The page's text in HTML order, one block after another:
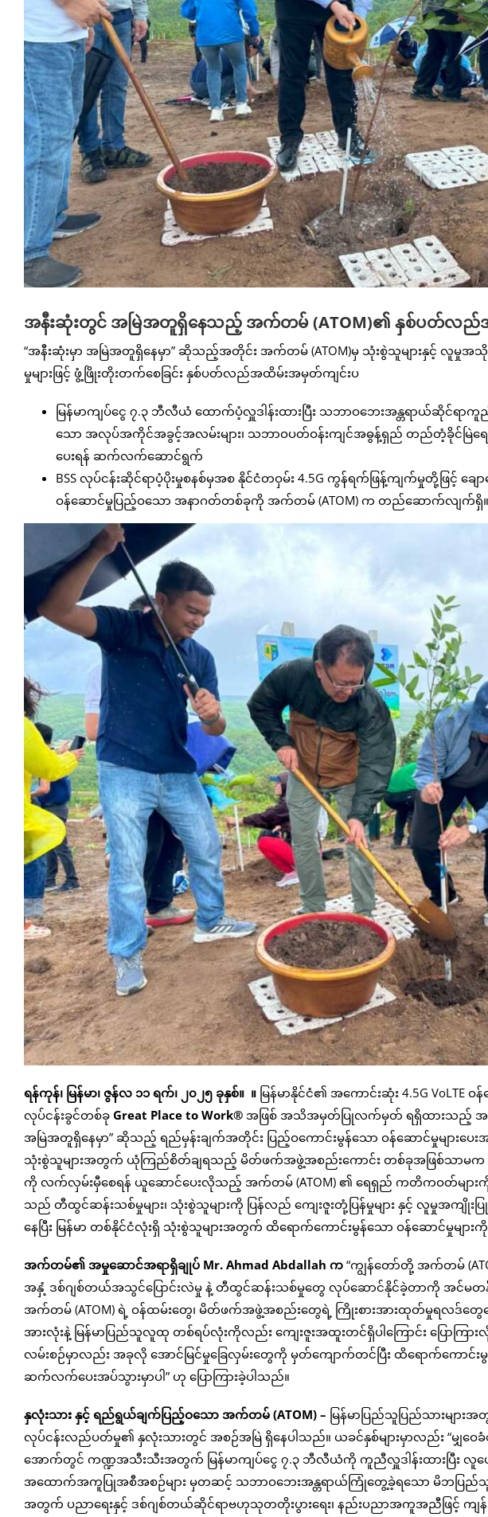
အနီးဆုံးတွင် အမြဲအတူရှိနေသည့် အက်တမ် (ATOM)၏ နှစ်ပတ်လ
“အနီးဆုံးမှာ အမြဲအတူရှိနေမှာ” ဆိုသည့်အတိုင်း အက်တမ် (ATOM)မှ သုံးစွဲသူများနှင့် လူမှု
မှုများဖြင့် ဖွံ့ဖြိုးတိုးတက်စေခြင်း နှစ်ပတ်လည်အထိမ်းအမှတ်ကျင်းပ
မြန်မာကျပ်ငွေ ၇.၃ ဘီလီယံ ထောက်ပံ့လှူဒါန်းထားပြီး သဘာဝဘေးအန္တရာယ်ဆိုင်ရာ
သော အလုပ်အကိုင်အခွင့်အလမ်းများ၊ သဘာဝပတ်ဝန်းကျင်အဓွန့်ရှည် တည်တံ့ခိုင်မြဲရေ
ပေးရန် ဆက်လက်ဆောင်ရွက်
BSS လုပ်ငန်းဆိုင်ရာပံ့ပိုးမှုစနစ်မှအစ နိုင်ငံတဝှမ်း 4.5G ကွန်ရက်ဖြန့်ကျက်မှုတို့ဖြင့် ချော
ဝန်ဆောင်မှုပြည့်ဝသော အနာဂတ်တစ်ခုကို အက်တမ် (ATOM) က တည်ဆောက်လျက်ရှိ။
ရန်ကုန်၊ မြန်မာ၊ ဇွန်လ ၁၁ ရက်၊ ၂၀၂၅ ခုနှစ်။ ။ မြန်မာနိုင်ငံ၏ အကောင်းဆုံး 4.5G
လုပ်ငန်းခွင်တစ်ခု Great Place to Work® အဖြစ် အသိအမှတ်ပြုလက်မှတ် ရရှိထားသည့် အက်တ
အမြဲအတူရှိနေမှာ” ဆိုသည့် ရည်မှန်းချက်အတိုင်း ပြည့်ဝကောင်းမွန်သော ဝန်ဆောင်မှုများပ
သုံးစွဲသူများအတွက် ယုံကြည်စိတ်ချရသည့် မိတ်ဖက်အဖွဲ့အစည်းကောင်း တစ်ခုအဖြစ်သာမက ခိုင်
ကို လက်လှမ်းမှီစေရန် ယူဆောင်ပေးလိုသည့် အက်တမ် (ATOM) ၏ ရေရှည် ကတိကဝတ်များကို
သည် တီထွင်ဆန်းသစ်မှုများ၊ သုံးစွဲသူများကို ပြန်လည် ကျေးဇူးတုံ့ပြန်မှုများ နှင့် လူမှုအကျိုးပ
နေပြီး မြန်မာ တစ်နိုင်ငံလုံးရှိ သုံးစွဲသူများအတွက် ထိရောက်ကောင်းမွန်သော ဝန်ဆောင်မှုမျ
အက်တမ်၏ အမှုဆောင်အရာရှိချုပ် Mr. Ahmad Abdallah က “ကျွန်တော်တို့ အက်တမ်
အနှံ့ ဒစ်ဂျစ်တယ်အသွင်ပြောင်းလဲမှု နဲ့ တီထွင်ဆန်းသစ်မှုတွေ လုပ်ဆောင်နိုင်ခဲ့တာကို အင်မတ
အက်တမ် (ATOM) ရဲ့ ဝန်ထမ်းတွေ၊ မိတ်ဖက်အဖွဲ့အစည်းတွေရဲ့ ကြိုးစားအားထုတ်မှုရလဒ်တွေက
အားလုံးနဲ့ မြန်မာပြည်သူလူထု တစ်ရပ်လုံးကိုလည်း ကျေးဇူးအထူးတင်ရှိပါကြောင်း ပြောက
လမ်းစဉ်မှာလည်း အခုလို အောင်မြင်မှုခြေလှမ်းတွေကို မှတ်ကျောက်တင်ပြီး ထိရောက်ကော
ဆက်လက်ပေးအပ်သွားမှာပါ” ဟု ပြောကြားခဲ့ပါသည်။
နှလုံးသား နှင့် ရည်ရွယ်ချက်ပြည့်ဝသော အက်တမ် (ATOM) – မြန်မာပြည်သူပြည်သားမျာ
လုပ်ငန်းလည်ပတ်မှု၏ နှလုံးသားတွင် အစဉ်အမြဲ ရှိနေပါသည်။ ယခင်နှစ်များမှာလည်း “မျှဝေခံ
အောက်တွင် ကဏ္ဍအသီးသီးအတွက် မြန်မာကျပ်ငွေ ၇.၃ ဘီလီယံကို ကူညီလှူဒါန်းထားပြီး လူပေါင်
အထောက်အကူပြုအစီအစဉ်များ မှတဆင့် သဘာဝဘေးအန္တရာယ်ကြုံတွေ့ခဲ့ရသော မိဘပြည်သူမ
အတွက် ပညာရေးနှင့် ဒစ်ဂျစ်တယ်ဆိုင်ရာဗဟုသုတတိုးပွားရေး၊ နည်းပညာအကူအညီဖြင့် ကျန်း